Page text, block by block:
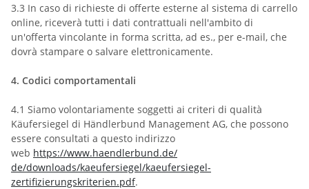
3.3 In caso di richieste di offerte esterne al sistema di carrello
online, riceverà tutti i dati contrattuali nell'ambito di
un'offerta vincolante in forma scritta, ad es., per e-mail, che
dovrà stampare o salvare elettronicamente.
4. Codici comportamentali
4.1 Siamo volontariamente soggetti ai criteri di qualità
Käufersiegel di Händlerbund Management AG, che possono
essere consultati a questo indirizzo
web https://www.haendlerbund.de/
de/downloads/kaeufersiegel/kaeufersiegel-
zertifizierungskriterien.pdf.